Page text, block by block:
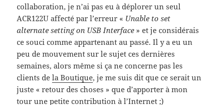
collaboration, je n’ai pas eu à déplorer un seul
ACR122U affecté par l’erreur « Unable to set
alternate setting on USB Interface » et je considérais
ce souci comme appartenant au passé. Il y a eu un
peu de mouvement sur le sujet ces dernières
semaines, alors même si ça ne concerne pas les
clients dela Boutique, je me suis dit que ce serait un
juste « retour des choses » que d’apporter à mon
tour une petite contribution à l’Internet ;)